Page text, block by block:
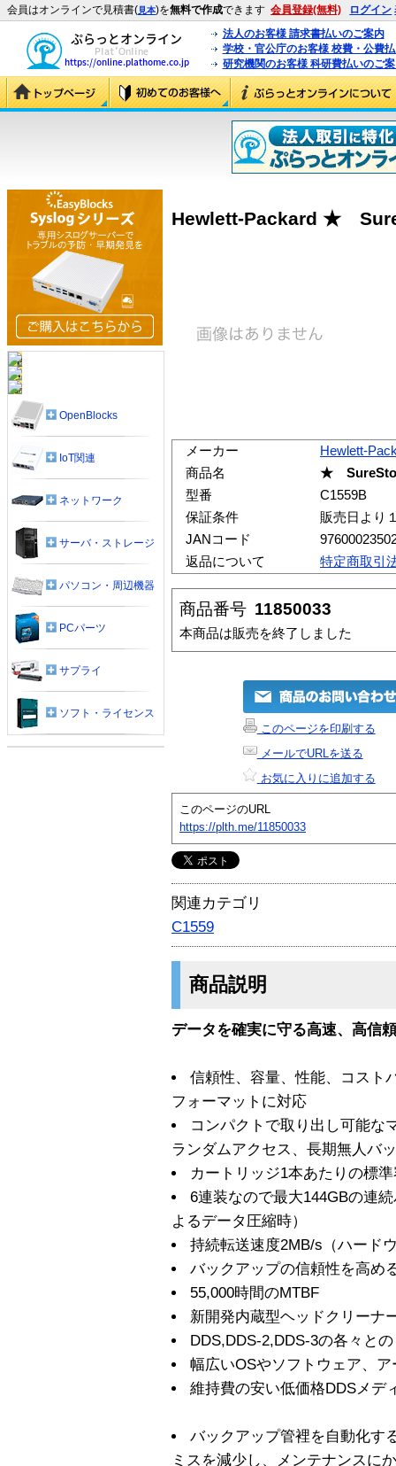
会員はオンラインで見積書(見本)を無料で作成できます 会員登録(無料) ログイン
法人のお客様 請求書払いのご案内
学校・官公庁のお客様 校費・公費
研究機関のお客様 科研費払いのご
Hewlett-Packard ★
メーカー
Hewlett-
商品名
★
型番
C1559B
保証条件
販売日より
JANコード
返品について
特定商取引
商品番号 11850033
本商品は販売を終了しました
このページを印刷する
メールでURLを送る
お気に入りに追加する
このページのURL
https://plth.me/11850033
関連カテゴリ
C1559
商品説明
データを確実に守る高速、高信
信頼性、容量、性能、コスト
フォーマットに対応
コンパクトで取り出し可能な
ランダムアクセス、長期無人バ
カートリッジ1本あたりの標
6連装なので最大144GBの連
よるデータ圧縮時）
持続転送速度2MB/s（ハード
バックアップの信頼性を高め
55,000時間のMTBF
新開発内蔵型ヘッドクリーナ
DDS,DDS-2,DDS-3の各々と
幅広いOSやソフトウェア、
維持費の安い低価格DDSメデ
バックアップ管裡を自動化す
ミスを減少し、メンテナンスに
OpenBlocks
IoT関連
ネットワーク
サーバ・ストレージ
パソコン・周辺機器
PCパーツ
サプライ
ソフト・ライセンス